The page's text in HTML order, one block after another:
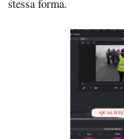
stessa forma.